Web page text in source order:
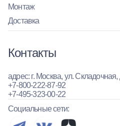
Монтаж
Доставка
Контакты
адрес: г. Москва, ул.
+7-800-222-87-92
+7-495-323-00-22
Социальные сети: